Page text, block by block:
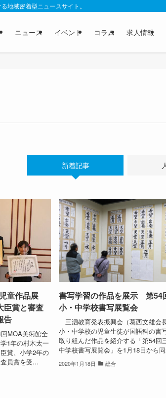
地域密着型ニュースサイト。
ニュース イベント コラム 求人情報
新着記事
童作品展
臣賞と審査
告
MOA美術館全
1年の村木太一
賞、小学2年の
員賞を受...
書写学習の作品を展示 第54
小・中学校書写展覧会
三泗教育発表振興会（葛西文雄会
小・中学校の児童生徒が国語科の書
取り組んだ作品を紹介する「第54回
中学校書写展覧会」を1月18日から
2020年1月18日 総合